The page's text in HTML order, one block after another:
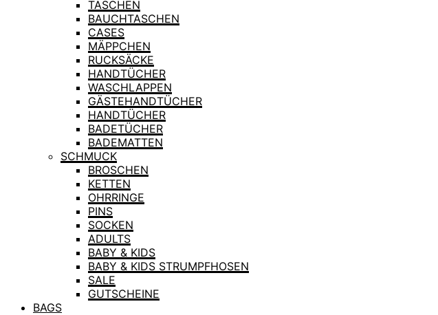
TASCHEN
BAUCHTASCHEN
CASES
MÄPPCHEN
RUCKSÄCKE
HANDTÜCHER
WASCHLAPPEN
GÄSTEHANDTÜCHER
HANDTÜCHER
BADETÜCHER
BADEMATTEN
SCHMUCK
BROSCHEN
KETTEN
OHRRINGE
PINS
SOCKEN
ADULTS
BABY & KIDS
BABY & KIDS STRUMPFHOSEN
SALE
GUTSCHEINE
BAGS